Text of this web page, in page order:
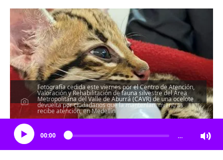
Fotografía cedida este viernes por el Centro de Atención,
Valoración y Rehabilitación de fauna silvestre del Área
Metropolitana del Valle de Aburrá (CAVR) de una ocelote
devuelta por ciudadanos que la mantenían, mientras
recibe atención, en Medellín
Escucha el artículo
00:00 …